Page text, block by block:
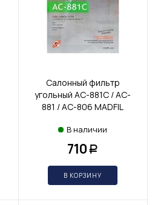
Салонный фильтр
угольный AC-881С / AC-
881 / AC-806 MADFIL
В наличии
710 Р
В КОРЗИНУ